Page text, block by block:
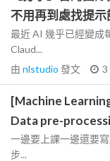
不用再到處找提示
最近 AI 幾乎已經變成
Claud...
由 nlstudio 發文 3
[Machine
Data pre-
一邊要上課一邊還要
步...